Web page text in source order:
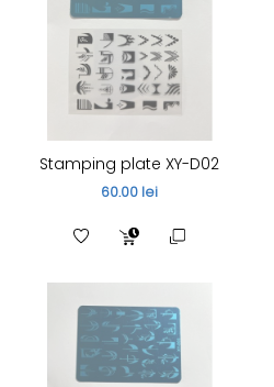
Stamping plate XY-D02
60.00 lei